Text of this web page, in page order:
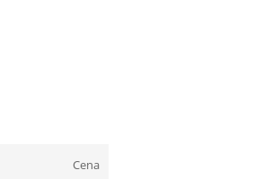
Cena